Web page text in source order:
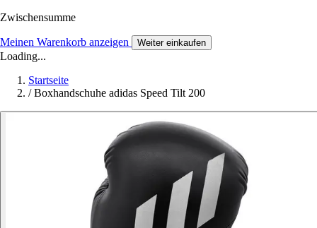
Zwischensumme
Meinen Warenkorb anzeigen Weiter einkaufen
Loading...
Startseite
/ Boxhandschuhe adidas Speed Tilt 200